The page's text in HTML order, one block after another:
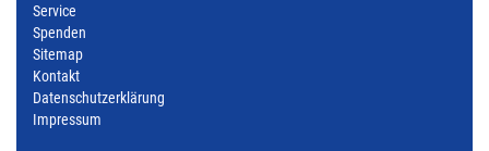
Service
Spenden
Sitemap
Kontakt
Datenschutzerklärung
Impressum